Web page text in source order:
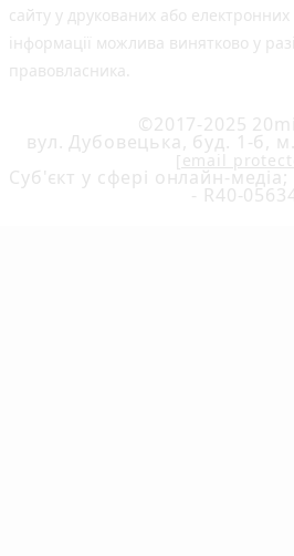
сайту у друкованих або електронних
інформації можлива винятково у
правовласника.
©2017-2025
вул. Дубовецька, буд. 1-б,
[email
Cуб'єкт у сфері онлайн-медіа;
- R40-